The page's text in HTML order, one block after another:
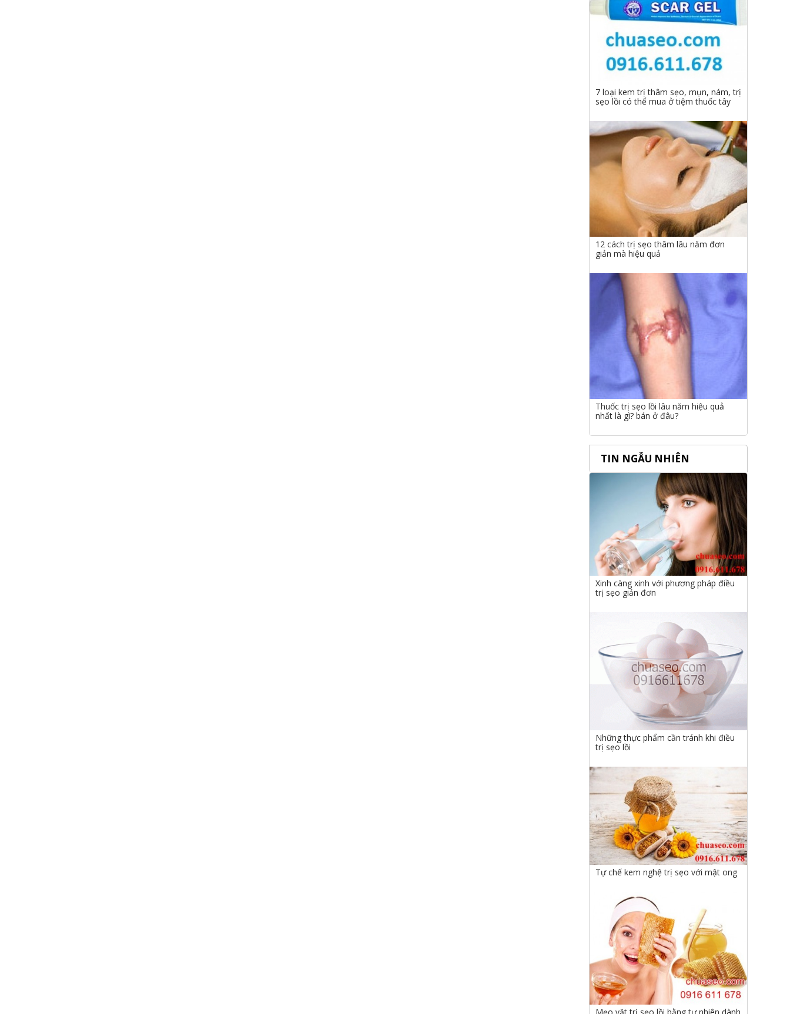
7 loại kem trị thâm sẹo, mụn, nám, trị
sẹo lồi có thể mua ở tiệm thuốc tây
12 cách trị sẹo thâm lâu năm đơn
giản mà hiệu quả
Thuốc trị sẹo lồi lâu năm hiệu quả
nhất là gì? bán ở đâu?
TIN NGẪU NHIÊN
Xinh càng xinh với phương pháp điều
trị sẹo giản đơn
Những thực phẩm cần tránh khi điều
trị sẹo lồi
Tự chế kem nghệ trị sẹo với mật ong